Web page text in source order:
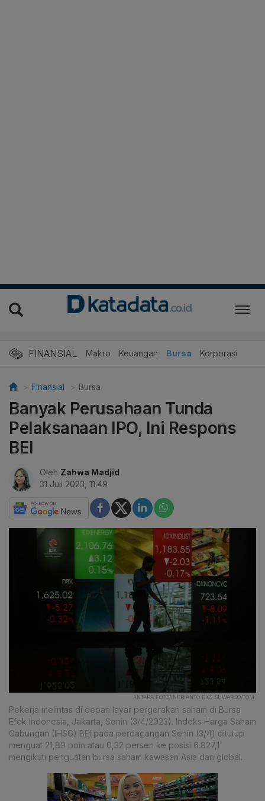
FINANSIAL Makro Keuangan Bursa Korporasi
Finansial Bursa
Banyak Perusahaan Tunda
Pelaksanaan IPO, Ini Respons
BEI
Oleh Zahwa Madjid
31 Juli 2023, 11:49
ANTARA FOTO/INDRIANTO EKO SUWARSO/TOM.
Pekerja melintas di depan layar pergerakan saham di Bursa
Efek Indonesia, Jakarta, Senin (3/4/2023). Indeks Harga Saham
Gabungan (IHSG) BEI pada perdagangan Senin (3/4) ditutup
menguat 21,89 poin atau 0,32 persen ke posisi 6.827,1
mengikuti penguatan bursa saham kawasan Asia dan global.